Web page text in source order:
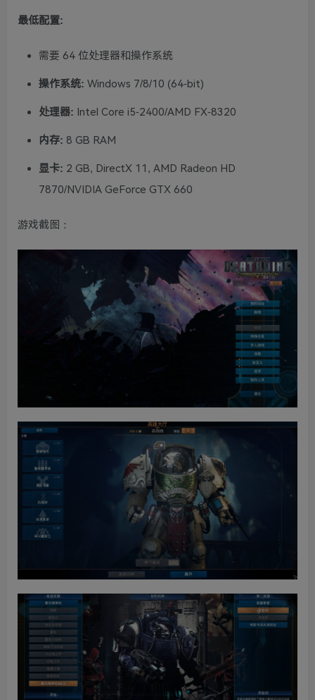
最低配置:
需要 64 位处理器和操作系统
操作系统: Windows 7/8/10 (64-bit)
处理器: Intel Core i5-2400/AMD FX-8320
内存: 8 GB RAM
显卡: 2 GB, DirectX 11, AMD Radeon HD
7870/NVIDIA GeForce GTX 660
游戏截图：